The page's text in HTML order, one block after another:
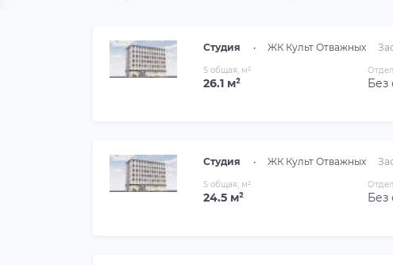
Студия • ЖК Культ Отважных
S общая, м²
26.1 м² Без
Студия • ЖК Культ Отважных
S общая, м²
24.5 м² Без